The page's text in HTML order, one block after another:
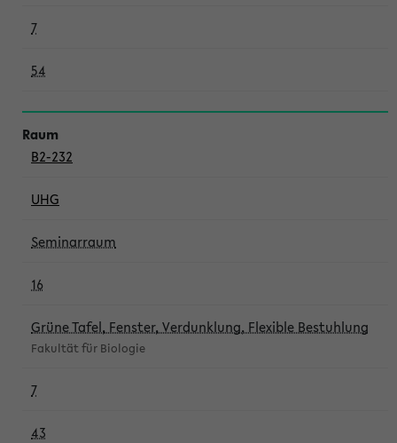
7
54
B2-232
UHG
Seminarraum
16
Grüne Tafel, Fenster, Verdunklung, Flexible Bestuhlung
Fakultät für Biologie
7
43